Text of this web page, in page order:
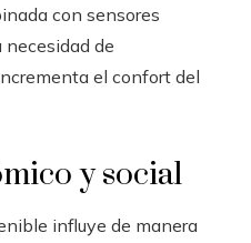
con sensores
de
el confort del
y social
influye de manera